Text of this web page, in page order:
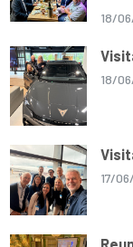
18/
18/
17/